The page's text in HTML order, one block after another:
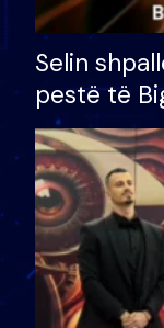
Selin
pestë të
çmimin e